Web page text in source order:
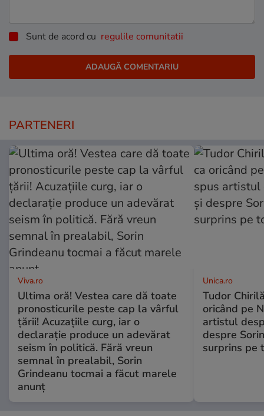
Sunt de acord cu regulile comunitatii
PARTENERI
Viva.ro
Ultima oră! Vestea care dă toate
pronosticurile peste cap la vârful
țării! Acuzațiile curg, iar o
declarație produce un adevărat
seism în politică. Fără vreun
semnal în prealabil, Sorin
Grindeanu tocmai a făcut marele
anunț
Unica.ro
Tudor
oricând pe
artistul
despre
surprins pe